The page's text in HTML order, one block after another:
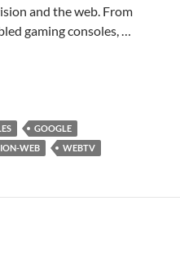
and the web. From
gaming consoles, …
GOOGLE
WEB WEBTV